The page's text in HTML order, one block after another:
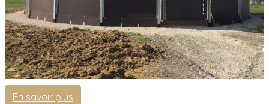
En savoir plus